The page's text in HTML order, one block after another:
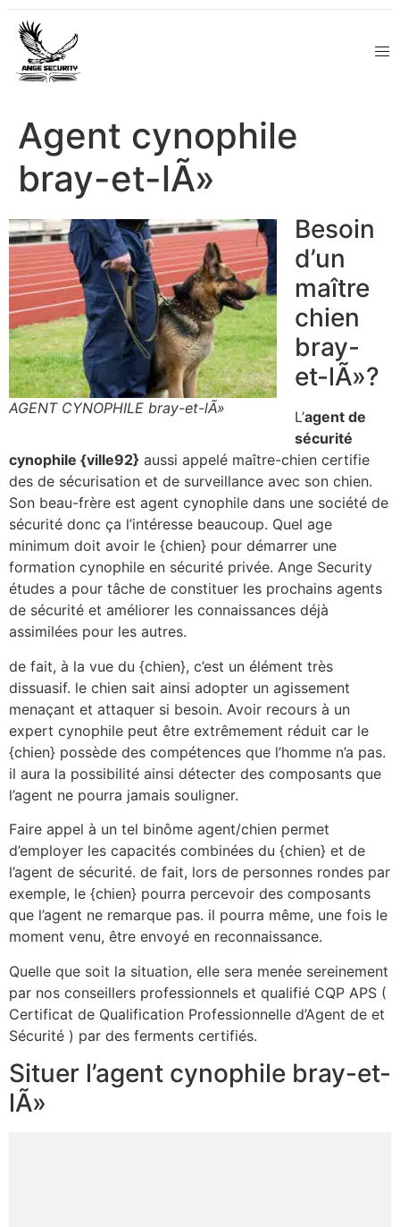
Agent cynophile
bray-et-lÃ»
AGENT CYNOPHILE bray-et-lÃ»
Besoin
d’un
maître
chien
bray-
et-lÃ»?
L’agent de
sécurité
cynophile {ville92} aussi appelé maître-chien certifie
des de sécurisation et de surveillance avec son chien.
Son beau-frère est agent cynophile dans une société de
sécurité donc ça l’intéresse beaucoup. Quel age
minimum doit avoir le {chien} pour démarrer une
formation cynophile en sécurité privée. Ange Security
études a pour tâche de constituer les prochains agents
de sécurité et améliorer les connaissances déjà
assimilées pour les autres.
de fait, à la vue du {chien}, c’est un élément très
dissuasif. le chien sait ainsi adopter un agissement
menaçant et attaquer si besoin. Avoir recours à un
expert cynophile peut être extrêmement réduit car le
{chien} possède des compétences que l’homme n’a pas.
il aura la possibilité ainsi détecter des composants que
l’agent ne pourra jamais souligner.
Faire appel à un tel binôme agent/chien permet
d’employer les capacités combinées du {chien} et de
l’agent de sécurité. de fait, lors de personnes rondes par
exemple, le {chien} pourra percevoir des composants
que l’agent ne remarque pas. il pourra même, une fois le
moment venu, être envoyé en reconnaissance.
Quelle que soit la situation, elle sera menée sereinement
par nos conseillers professionnels et qualifié CQP APS (
Certificat de Qualification Professionnelle d’Agent de et
Sécurité ) par des ferments certifiés.
Situer l’agent cynophile bray-et-
lÃ»